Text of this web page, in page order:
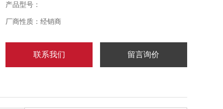
产品型号：
厂商性质：经销商
联系我们 留言询价